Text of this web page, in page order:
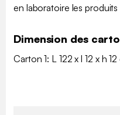
en laboratoire les
Dimension des
Carton 1: L 122 x l 12 x h